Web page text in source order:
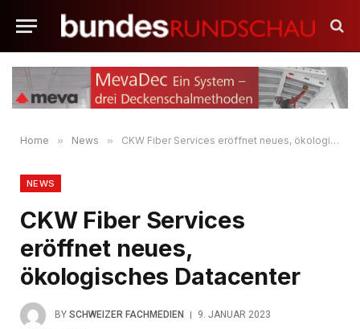
Home » News » CKW Fiber Services eröffnet neues, ökologisches Datacenter
NEWS
CKW Fiber Services
eröffnet neues,
ökologisches Datacenter
BY SCHWEIZER FACHMEDIEN
9. JANUAR 2023